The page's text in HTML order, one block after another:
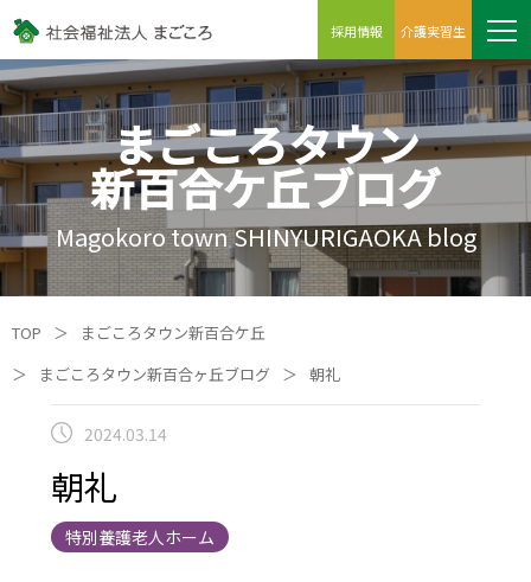
採用情報 介護実習生
まごころタウン
新百合ケ丘ブログ
Magokoro town SHINYURIGAOKA blog
TOP ＞
まごころタウン新百合ケ丘
＞
まごころタウン新百合ヶ丘ブログ ＞ 朝礼
2024.03.14
朝礼
特別養護老人ホーム